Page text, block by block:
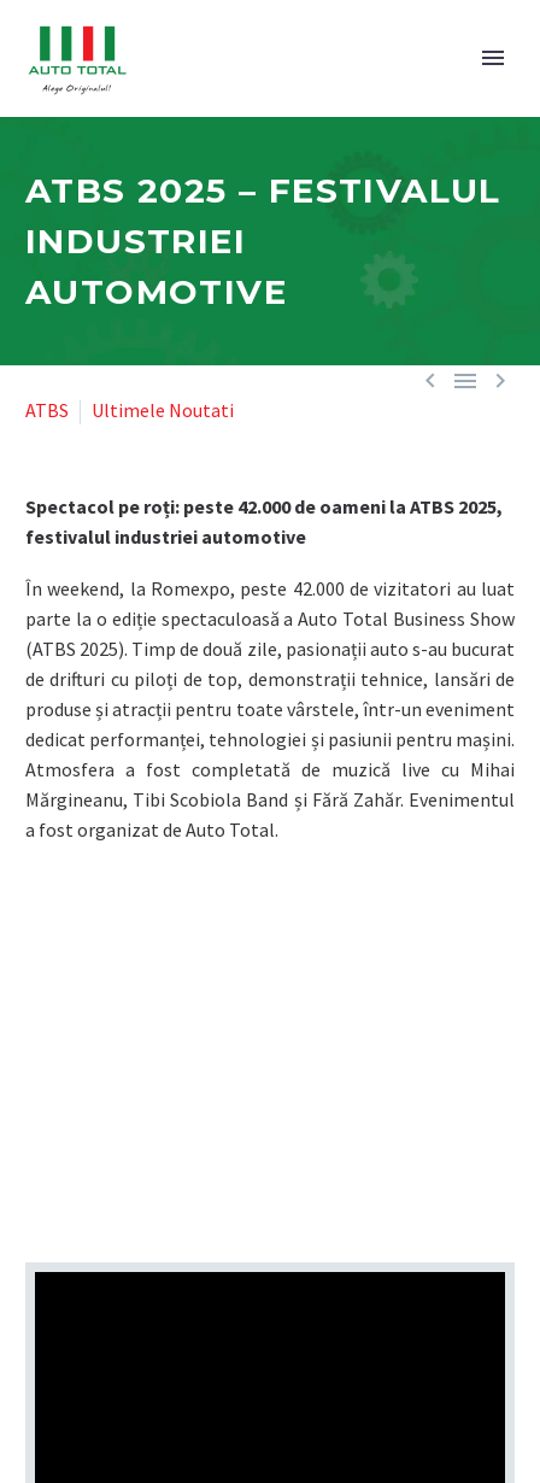
ATBS 2025 – FESTIVALUL
INDUSTRIEI
AUTOMOTIVE
  
ATBS Ultimele Noutati
Spectacol pe roți: peste 42.000 de oameni la ATBS 2025,
festivalul industriei automotive
În weekend, la Romexpo, peste 42.000 de vizitatori au luat
parte la o ediție spectaculoasă a Auto Total Business Show
(ATBS 2025). Timp de două zile, pasionații auto s-au bucurat
de drifturi cu piloți de top, demonstrații tehnice, lansări de
produse și atracții pentru toate vârstele, într-un eveniment
dedicat performanței, tehnologiei și pasiunii pentru mașini.
Atmosfera a fost completată de muzică live cu Mihai
Mărgineanu, Tibi Scobiola Band și Fără Zahăr. Evenimentul
a fost organizat de Auto Total.